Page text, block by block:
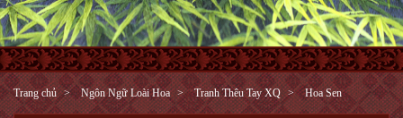
Trang chủ Ngôn Ngữ Loài Hoa Tranh Thêu Tay XQ Hoa Sen